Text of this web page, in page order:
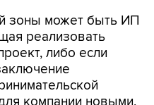
зоны может быть ИП
реализовать
либо если